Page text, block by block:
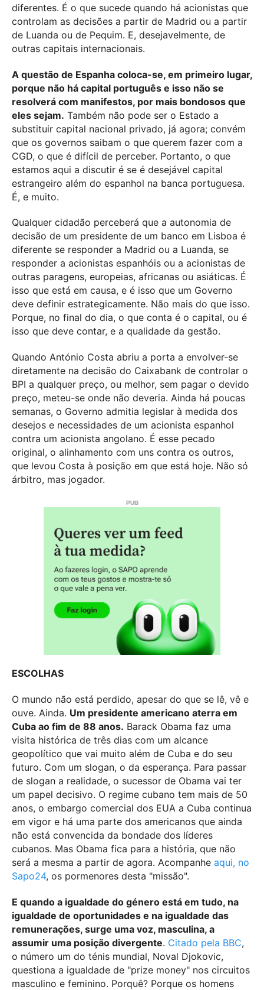
diferentes. É o que sucede quando há acionistas que
controlam as decisões a partir de Madrid ou a partir
de Luanda ou de Pequim. E, desejavelmente, de
outras capitais internacionais.
A questão de Espanha coloca-se, em primeiro lugar,
porque não há capital português e isso não se
resolverá com manifestos, por mais bondosos que
eles sejam. Também não pode ser o Estado a
substituir capital nacional privado, já agora; convém
que os governos saibam o que querem fazer com a
CGD, o que é difícil de perceber. Portanto, o que
estamos aqui a discutir é se é desejável capital
estrangeiro além do espanhol na banca portuguesa.
É, e muito.
Qualquer cidadão perceberá que a autonomia de
decisão de um presidente de um banco em Lisboa é
diferente se responder a Madrid ou a Luanda, se
responder a acionistas espanhóis ou a acionistas de
outras paragens, europeias, africanas ou asiáticas. É
isso que está em causa, e é isso que um Governo
deve definir estrategicamente. Não mais do que isso.
Porque, no final do dia, o que conta é o capital, ou é
isso que deve contar, e a qualidade da gestão.
Quando António Costa abriu a porta a envolver-se
diretamente na decisão do Caixabank de controlar o
BPI a qualquer preço, ou melhor, sem pagar o devido
preço, meteu-se onde não deveria. Ainda há poucas
semanas, o Governo admitia legislar à medida dos
desejos e necessidades de um acionista espanhol
contra um acionista angolano. É esse pecado
original, o alinhamento com uns contra os outros,
que levou Costa à posição em que está hoje. Não só
árbitro, mas jogador.
ESCOLHAS
O mundo não está perdido, apesar do que se lê, vê e
ouve. Ainda. Um presidente americano aterra em
Cuba ao fim de 88 anos. Barack Obama faz uma
visita histórica de três dias com um alcance
geopolítico que vai muito além de Cuba e do seu
futuro. Com um slogan, o da esperança. Para passar
de slogan a realidade, o sucessor de Obama vai ter
um papel decisivo. O regime cubano tem mais de 50
anos, o embargo comercial dos EUA a Cuba continua
em vigor e há uma parte dos americanos que ainda
não está convencida da bondade dos líderes
cubanos. Mas Obama fica para a história, que não
será a mesma a partir de agora. Acompanhe aqui, no
Sapo24, os pormenores desta "missão".
E quando a igualdade do género está em tudo, na
igualdade de oportunidades e na igualdade das
remunerações, surge uma voz, masculina, a
assumir uma posição divergente. Citado pela BBC,
o número um do ténis mundial, Noval Djokovic,
questiona a igualdade de "prize money" nos circuitos
masculino e feminino. Porquê? Porque os homens